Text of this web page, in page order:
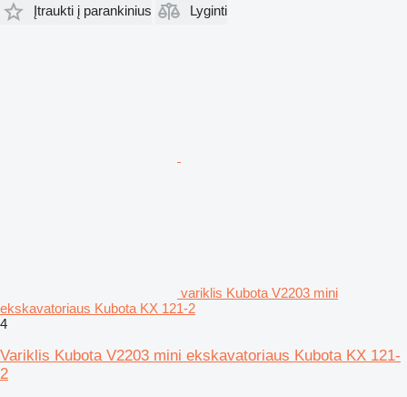
Įtraukti į parankinius
Lyginti
variklis Kubota V2203 mini
ekskavatoriaus Kubota KX 121-2
4
Variklis Kubota V2203 mini ekskavatoriaus Kubota KX 121-
2